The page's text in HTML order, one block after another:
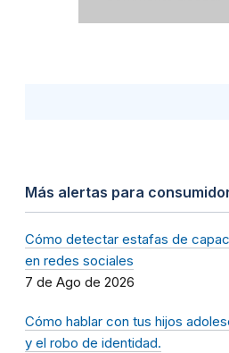
Más alertas para
Cómo detectar estafas de
en redes sociales
7 de Ago de 2026
Cómo hablar con tus hijos
y el robo de identidad.